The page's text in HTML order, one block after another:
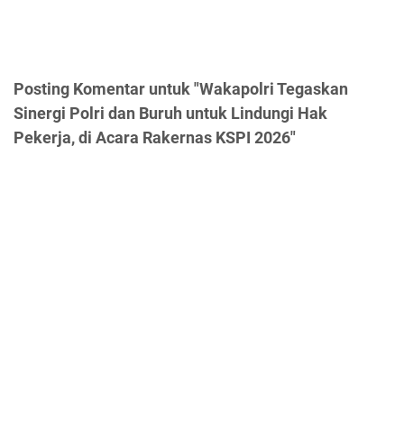
Posting Komentar untuk "Wakapolri Tegaskan
Sinergi Polri dan Buruh untuk Lindungi Hak
Pekerja, di Acara Rakernas KSPI 2026"